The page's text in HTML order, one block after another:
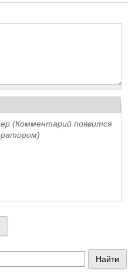
(Комментарий появится